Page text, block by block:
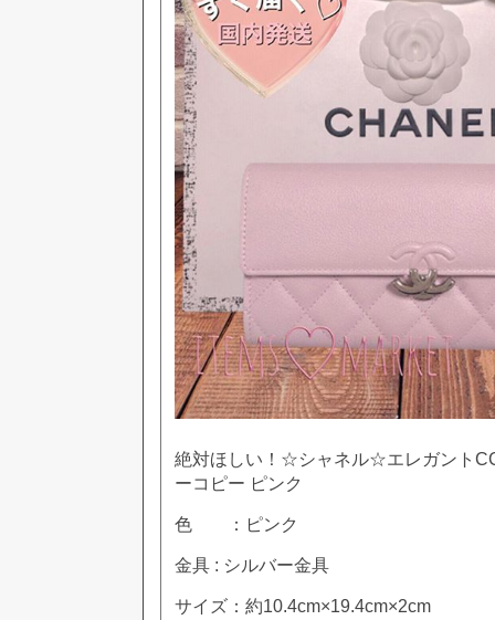
絶対ほしい！☆シャネル☆エレガント
ーコピー ピンク
色 ：ピンク
金具 : シルバー金具
サイズ：約10.4cm×19.4cm×2cm